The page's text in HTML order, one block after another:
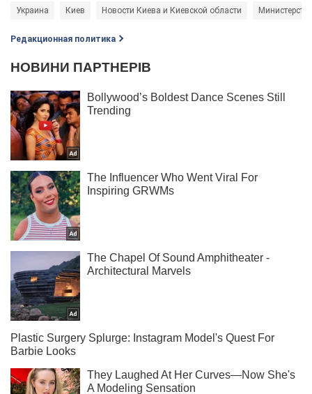
Украина Киев Новости Киева и Киевской области
Редакционная политика